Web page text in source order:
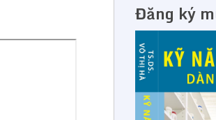
Đăng ký